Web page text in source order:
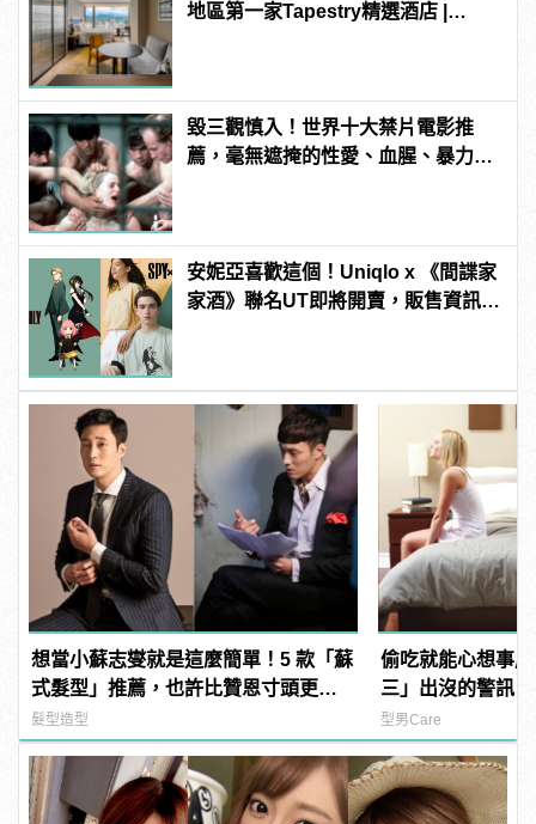
地區第一家Tapestry精選酒店 |
毀三觀慎入！世界十大禁片電影推
薦，毫無遮掩的性愛、血腥、暴力、
安妮亞喜歡這個！Uniqlo x 《間諜家
家酒》聯名UT即將開賣，販售資訊搶
想當小蘇志燮就是這麼簡單！5 款「蘇
式髮型」推薦，也許比贊恩寸頭更適
合你！
髮型造型
偷吃就能心想事
三」出沒的警訊！
型男Care